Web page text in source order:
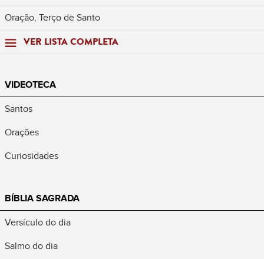
Oração, Terço de Santo
VER LISTA COMPLETA
VIDEOTECA
Santos
Orações
Curiosidades
BÍBLIA SAGRADA
Versículo do dia
Salmo do dia